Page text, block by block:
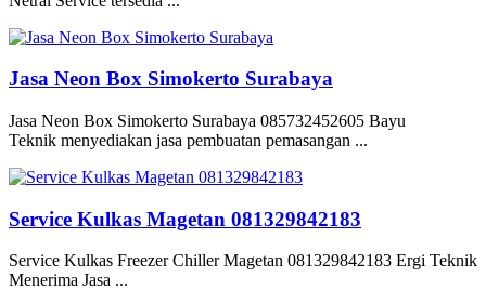
Jasa Neon Box Simokerto Surabaya
Jasa Neon Box Simokerto Surabaya 085732452605 Bayu
Teknik menyediakan jasa pembuatan pemasangan ...
Service Kulkas Magetan 081329842183
Service Kulkas Freezer Chiller Magetan 081329842183 Ergi Teknik
Menerima Jasa ...